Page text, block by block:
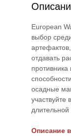
European
выбор
отдавать
осадные
участвуйте
Описание